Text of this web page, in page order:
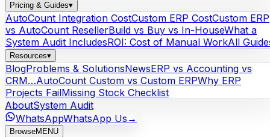
Pricing & Guides▾
AutoCount Integration CostCustom ERP CostCustom ERP
vs AutoCount ResellerBuild vs Buy vs In-HouseWhat a
System Audit IncludesROI: Cost of Manual WorkAll
Resources▾
BlogProblems & SolutionsNewsERP vs Accounting vs
CRM…AutoCount Custom vs Custom ERPWhy ERP
Projects FailMissing Stock Checklist
AboutSystem Audit
WhatsAppWhatsApp Us →
BrowseMENU